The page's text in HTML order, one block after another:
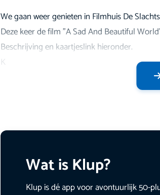
We gaan weer genieten in Filmhuis De
Deze keer de film "A Sad And Beautiful
Beschrijving en kaartjeslink hieronder.
K
Wat is Klup?
Klup is dé app voor avontuurlijk 50-